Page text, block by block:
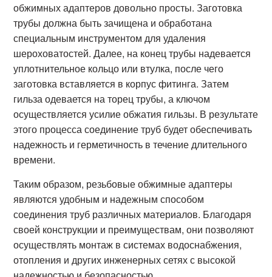
обжимных адаптеров довольно просты. Заготовка
трубы должна быть зачищена и обработана
специальным инструментом для удаления
шероховатостей. Далее, на конец трубы надевается
уплотнительное кольцо или втулка, после чего
заготовка вставляется в корпус фитинга. Затем
гильза одевается на торец трубы, а ключом
осуществляется усилие обжатия гильзы. В результате
этого процесса соединение труб будет обеспечивать
надежность и герметичность в течение длительного
времени.
Таким образом, резьбовые обжимные адаптеры
являются удобным и надежным способом
соединения труб различных материалов. Благодаря
своей конструкции и преимуществам, они позволяют
осуществлять монтаж в системах водоснабжения,
отопления и других инженерных сетях с высокой